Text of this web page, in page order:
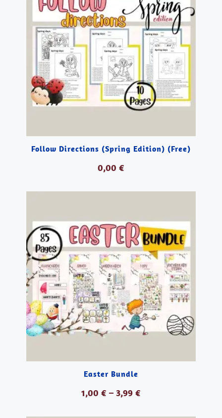
Follow Directions (Spring Edition) (Free)
0,00 €
Easter Bundle
1,00 € – 3,99 €